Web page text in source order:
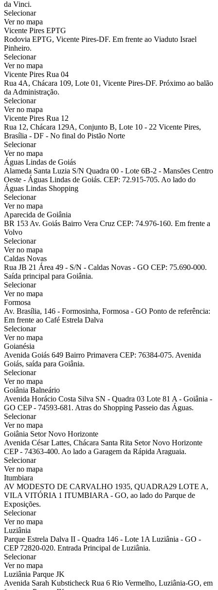
da Vinci.
Selecionar
Ver no mapa
Vicente Pires EPTG
Rodovia EPTG, Vicente Pires-DF. Em frente ao Viaduto Israel
Pinheiro.
Selecionar
Ver no mapa
Vicente Pires Rua 04
Rua 4A, Chácara 109, Lote 01, Vicente Pires-DF. Próximo ao balão
da Administração.
Selecionar
Ver no mapa
Vicente Pires Rua 12
Rua 12, Chácara 129A, Conjunto B, Lote 10 - 22 Vicente Pires,
Brasília - DF - No final do Pistão Norte
Selecionar
Ver no mapa
Águas Lindas de Goiás
Alameda Santa Luzia S/N Quadra 00 - Lote 6B-2 - Mansões Centro
Oeste - Águas Lindas de Goiás. CEP: 72.915-705. Ao lado do
Águas Lindas Shopping
Selecionar
Ver no mapa
Aparecida de Goiânia
BR 153 Av. Goiás Bairro Vera Cruz CEP: 74.976-160. Em frente a
Volvo
Selecionar
Ver no mapa
Caldas Novas
Rua JB 21 Área 49 - S/N - Caldas Novas - GO CEP: 75.690-000.
Saída principal para Goiânia.
Selecionar
Ver no mapa
Formosa
Av. Brasília, 146 - Formosinha, Formosa - GO Ponto de referência:
Em frente ao Café Estrela Dalva
Selecionar
Ver no mapa
Goianésia
Avenida Goiás 649 Bairro Primavera CEP: 76384-075. Avenida
Goiás, saída para Goiânia.
Selecionar
Ver no mapa
Goiânia Balneário
Avenida Horácio Costa Silva SN - Quadra 03 Lote 81 A - Goiânia -
GO CEP - 74593-681. Atras do Shopping Passeio das Águas.
Selecionar
Ver no mapa
Goiânia Setor Novo Horizonte
Avenida César Lattes, Chácara Santa Rita Setor Novo Horizonte
CEP - 74363-400. Ao lado a Garagem da Rápida Araguaia.
Selecionar
Ver no mapa
Itumbiara
AV MODESTO DE CARVALHO 1935, QUADRA29 LOTE A,
VILA VITÓRIA 1 ITUMBIARA - GO, ao lado do Parque de
Exposições.
Selecionar
Ver no mapa
Luziânia
Parque Estrela Dalva II - Quadra 146 - Lote 1A Luziânia - GO -
CEP 72820-020. Entrada Principal de Luziânia.
Selecionar
Ver no mapa
Luziânia Parque JK
Avenida Sarah Kubsticheck Rua 6 Rio Vermelho, Luziânia-GO, em